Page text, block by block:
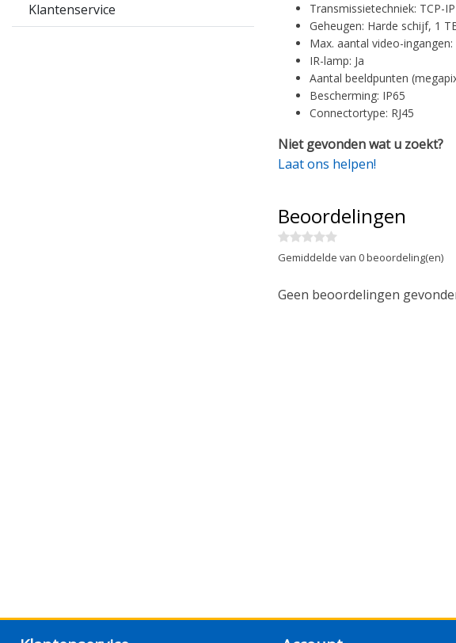
Klantenservice
Transmissietechniek: TCP-IP
Geheugen: Harde schijf, 1
Max. aantal video-ingangen:
IR-lamp: Ja
Aantal beeldpunten
Bescherming: IP65
Connectortype: RJ45
Niet gevonden wat u zoekt?
Laat ons helpen!
Beoordelingen
Gemiddelde van 0 beoordeling(en)
Geen beoordelingen